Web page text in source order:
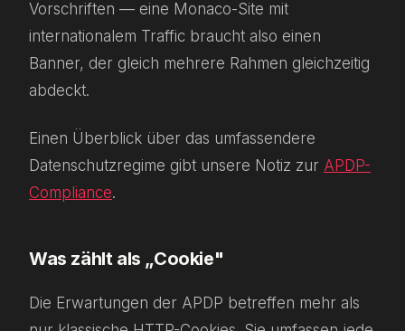
Vorschriften — eine Monaco-Site mit
internationalem Traffic braucht also einen
Banner, der gleich mehrere Rahmen gleichzeitig
abdeckt.
Einen Überblick über das umfassendere
Datenschutzregime gibt unsere Notiz zur APDP-
Compliance.
Was zählt als „Cookie"
Die Erwartungen der APDP betreffen mehr als